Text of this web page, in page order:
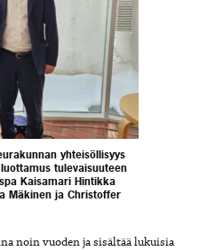
yhteisöllisyys
tulevaisuuteen
Kaisamari Hintikka
Mäkinen ja Christoffer
noin vuoden ja sisältää lukuisia